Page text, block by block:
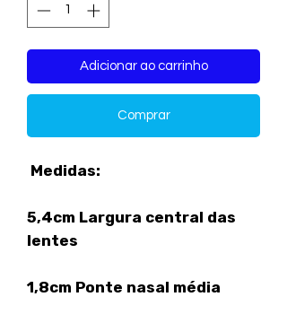
Adicionar ao carrinho
Comprar
Medidas:
5,4cm Largura central das
lentes
1,8cm Ponte nasal média